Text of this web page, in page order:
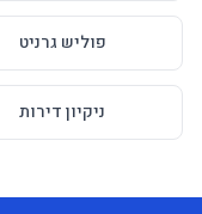
פוליש גרניט
ניקיון דירות